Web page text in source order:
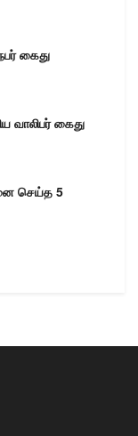
கைது
வாலிபர் கைது
செய்த 5